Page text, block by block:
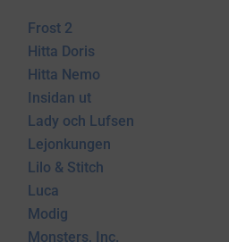
Frost 2
Hitta Doris
Hitta Nemo
Insidan ut
Lady och Lufsen
Lejonkungen
Lilo & Stitch
Luca
Modig
Monsters, Inc.